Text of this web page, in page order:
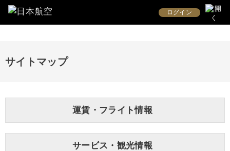
ログイン
サイトマップ
運賃・フライト情報
サービス・観光情報